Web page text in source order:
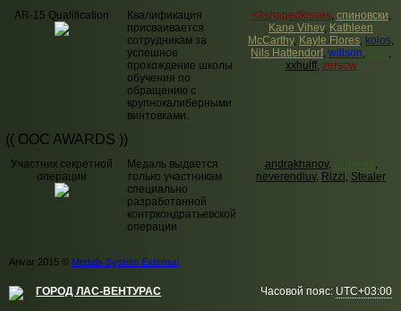
AR-15 Qualification
Квалификация
присваивается
сотрудникам за
успешное
прохождение школы
обучения по
обращению с
крупнокалиберными
винтовками.
<3shapedkisses, спиновски,
Kane Vihev, Kathleen
McCarthy, Kayle Flores, kolos,
Nils Hattendorf, willson,
,
xxhulff, zersow
(( OOC AWARDS ))
Участник секретной
операции
Медаль выдается
только участникам
специально
разработанной
контркондратьевской
операции
andrakhanov,
,
neverendluv, Rizzi, Stealer
Anvar 2015 © Medals System Extensin
ГОРОД ЛАС-ВЕНТУРАС Часовой пояс: UTC+03:00